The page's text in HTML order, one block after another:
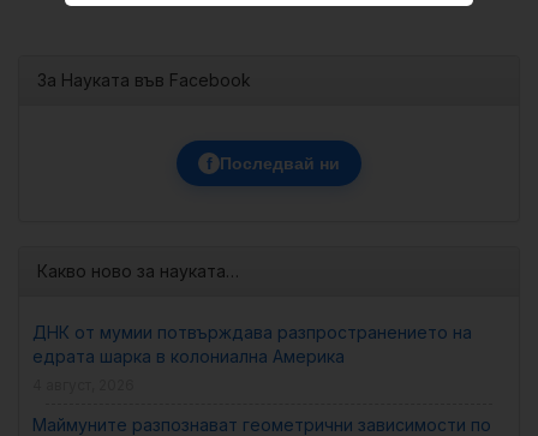
За Науката във Facebook
f Последвай ни
Какво ново за науката…
ДНК от мумии потвърждава разпространението на
едрата шарка в колониална Америка
Маймуните разпознават геометрични зависимости по